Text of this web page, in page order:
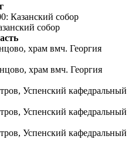
Казанский собор
собор
храм вмч. Георгия
храм вмч. Георгия
Успенский кафедральный
Успенский кафедральный
Успенский кафедральный